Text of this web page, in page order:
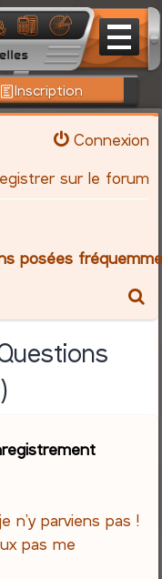
Inscription
Connexion
sur le forum
posées
n’y parviens pas !
pas me